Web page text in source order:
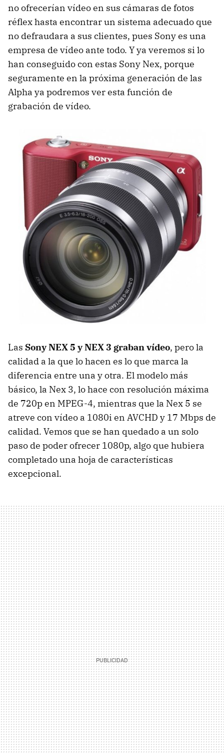
no ofrecerían vídeo en sus cámaras de fotos
réflex hasta encontrar un sistema adecuado que
no defraudara a sus clientes, pues Sony es una
empresa de vídeo ante todo. Y ya veremos si lo
han conseguido con estas Sony Nex, porque
seguramente en la próxima generación de las
Alpha ya podremos ver esta función de
grabación de vídeo.
Las SonyNEX5 yNEX3 graban vídeo, pero la
calidad a la que lo hacen es lo que marca la
diferencia entre una y otra. El modelo más
básico, la Nex 3, lo hace con resolución máxima
de 720p en MPEG-4, mientras que la Nex 5 se
atreve con vídeo a 1080i en AVCHD y 17 Mbps de
calidad. Vemos que se han quedado a un solo
paso de poder ofrecer 1080p, algo que hubiera
completado una hoja de características
excepcional.